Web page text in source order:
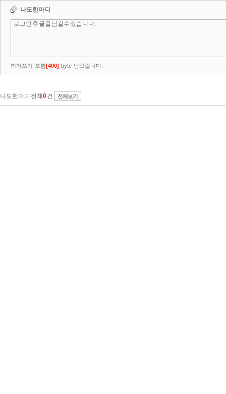
나도한마디
띄어쓰기 포함[400] byte 남았습니다.
나도한마디 전체 0건 전체보기